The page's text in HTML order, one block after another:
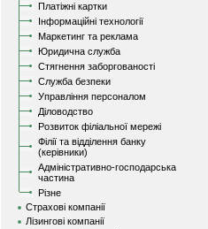
Платіжні картки
Інформаційні технології
Маркетинг та реклама
Юридична служба
Стягнення заборгованості
Служба безпеки
Управління персоналом
Діловодство
Розвиток філіальної мережі
Філії та відділення банку
(керівники)
Адміністративно-господарська
частина
Різне
Страхові компанії
Лізингові компанії